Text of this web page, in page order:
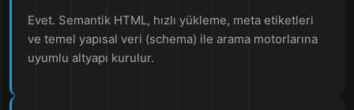
Evet. Semantik HTML, hızlı yükleme, meta etiketleri
ve temel yapısal veri (schema) ile arama motorlarına
uyumlu altyapı kurulur.